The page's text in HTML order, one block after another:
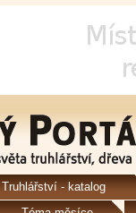
Truhlářství - katalog